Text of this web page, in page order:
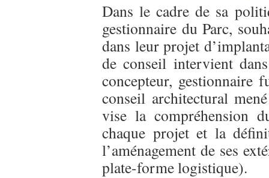
Dans le cadre de sa
gestionnaire du Parc,
dans leur projet
de conseil intervient
concepteur, gestionnaire
conseil architectural
vise la compréhension
chaque projet et la
l’aménagement de ses
plate-forme logistique).